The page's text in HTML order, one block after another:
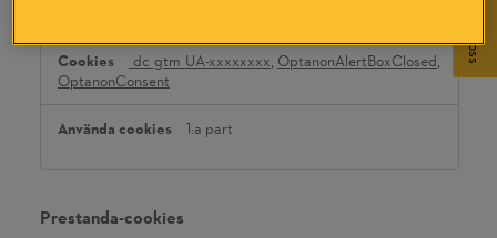
Fråga oss
cookies
_dc_gtm_UA-xxxxxxxx, OptanonAlertBoxClosed,
OptanonConsent
1:a part
Prestanda-cookies